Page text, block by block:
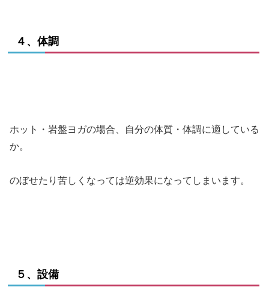
４、体調
ホット・岩盤ヨガの場合、自分の体質・体調に適している
か。
のぼせたり苦しくなっては逆効果になってしまいます。
５、設備